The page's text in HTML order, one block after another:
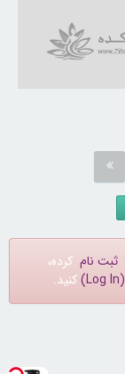
ثبت نام کرده،
(Log In) کنید.